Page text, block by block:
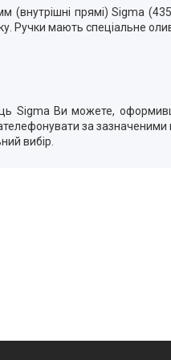
(внутрішні прямі) Sigma
Ручки мають спеціальне
Sigma Ви можете,
за
вибір.